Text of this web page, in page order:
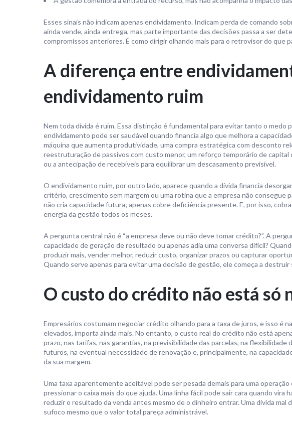
Esses sinais não indicam apenas endividamento. Indicam perda de comando
ainda vende, ainda entrega, mas parte importante das decisões passa a ser
compromissos anteriores. É como dirigir olhando mais para o retrovisor do que
A diferença entre
endividamento ruim
Nem toda dívida é ruim. Essa distinção é fundamental para evitar tanto o medo
endividamento pode ser saudável quando financia algo que melhora a
máquina que aumenta produtividade, uma compra estratégica com desconto
reestruturação de passivos com custo menor, um reforço temporário de
ou a antecipação de recebíveis para equilibrar um descasamento previsível.
O endividamento ruim, por outro lado, aparece quando a dívida financia
critério, crescimento sem margem ou uma rotina que a empresa não consegue
não cria capacidade futura; apenas cobre deficiência presente. E, por isso,
energia da gestão todos os meses.
A pergunta central não é “a empresa deve ou não deve tomar crédito?”. A
capacidade de geração de resultado ou apenas adia uma conversa difícil?
produzir mais, vender melhor, reduzir custo, organizar prazos ou capturar
Quando serve apenas para evitar uma decisão de gestão, ele começa a
O custo do crédito não está só
Empresários costumam negociar crédito olhando para a taxa de juros, e isso é
elevados, importa ainda mais. No entanto, o custo real do crédito não está
prazo, nas tarifas, nas garantias, na previsibilidade das parcelas, na flexibilidade
futuros, na eventual necessidade de renovação e, principalmente, na
da sua margem.
Uma taxa aparentemente aceitável pode ser pesada demais para uma
pressionar o caixa mais do que ajuda. Uma linha fácil pode sair cara quando
reduzir o resultado da venda antes mesmo de o dinheiro entrar. Uma dívida mal
sufoco mesmo que o valor total pareça administrável.